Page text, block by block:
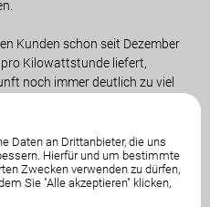
Daten an Drittanbieter, die uns
Hierfür und um bestimmte
Zwecken verwenden zu dürfen,
Sie "Alle akzeptieren" klicken,
Kunden schon seit Dezember
Kilowattstunde liefert,
noch immer deutlich zu viel
Tarife sind nichts anderes als
Druck, aber von einem
sind wir noch meilenweit
Landesregierung hier weiterhin
Es ist außerdem